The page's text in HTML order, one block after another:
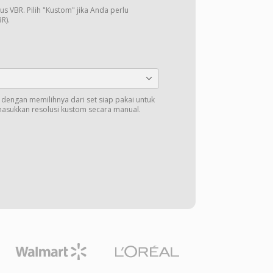
VBR. Pilih "Kustom" jika Anda perlu
memilihnya dari set siap pakai untuk
resolusi kustom secara manual.